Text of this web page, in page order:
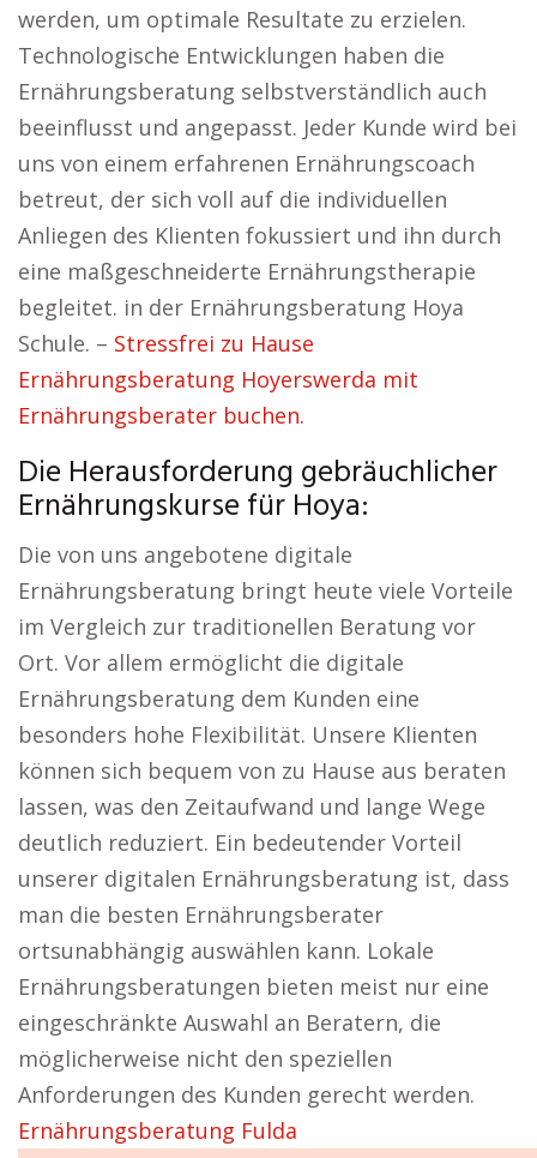
werden, um optimale Resultate zu erzielen.
Technologische Entwicklungen haben die
Ernährungsberatung selbstverständlich auch
beeinflusst und angepasst. Jeder Kunde wird bei
uns von einem erfahrenen Ernährungscoach
betreut, der sich voll auf die individuellen
Anliegen des Klienten fokussiert und ihn durch
eine maßgeschneiderte Ernährungstherapie
begleitet. in der Ernährungsberatung Hoya
Schule. – Stressfrei zu Hause
Ernährungsberatung Hoyerswerda mit
Ernährungsberater buchen.
Die Herausforderung gebräuchlicher
Ernährungskurse für Hoya:
Die von uns angebotene digitale
Ernährungsberatung bringt heute viele Vorteile
im Vergleich zur traditionellen Beratung vor
Ort. Vor allem ermöglicht die digitale
Ernährungsberatung dem Kunden eine
besonders hohe Flexibilität. Unsere Klienten
können sich bequem von zu Hause aus beraten
lassen, was den Zeitaufwand und lange Wege
deutlich reduziert. Ein bedeutender Vorteil
unserer digitalen Ernährungsberatung ist, dass
man die besten Ernährungsberater
ortsunabhängig auswählen kann. Lokale
Ernährungsberatungen bieten meist nur eine
eingeschränkte Auswahl an Beratern, die
möglicherweise nicht den speziellen
Anforderungen des Kunden gerecht werden.
Ernährungsberatung Fulda